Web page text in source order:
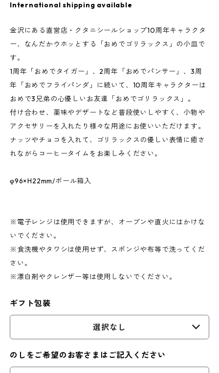
International shipping available
金沢にある直営店・クタニシールショップ10周年キャラクタ
ー、なんだかウホッとする「おめでゴリラックス」の小皿で
す。
1周年「おめでタイガー」、2周年「おめでパンサー」、3周
年「おめでフライパンダ」に続いて、10周年キャラクターは
おめで3兄弟の心優しいお友達「おめでゴリラックス」。
付け合わせ、薬味やデザートなど普段使いしやすく、小物や
アクセサリーを入れたり様々な用途にお使いいただけます。
ナッツやチョコを入れて、ゴリラックスの優しい表情に癒さ
れながらコーヒータイムをお楽しみください。
φ96×H22mm/ボール箱入
※電子レンジは使用できますが、オーブンや直火にはかけな
いでください。
※食洗機やタワシは使用せず、スポンジや布等で洗ってくだ
さい。
※漂白剤やクレンザー等は使用しないでください。
ギフト包装
選択なし
のしをご希望のお客さまはご記入ください